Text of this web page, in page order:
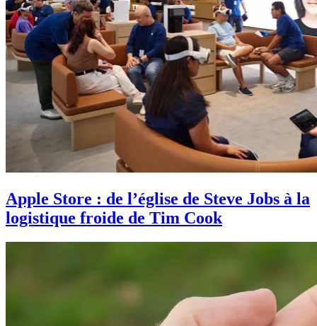
Apple Store : de l’église de Steve Jobs à la
logistique froide de Tim Cook